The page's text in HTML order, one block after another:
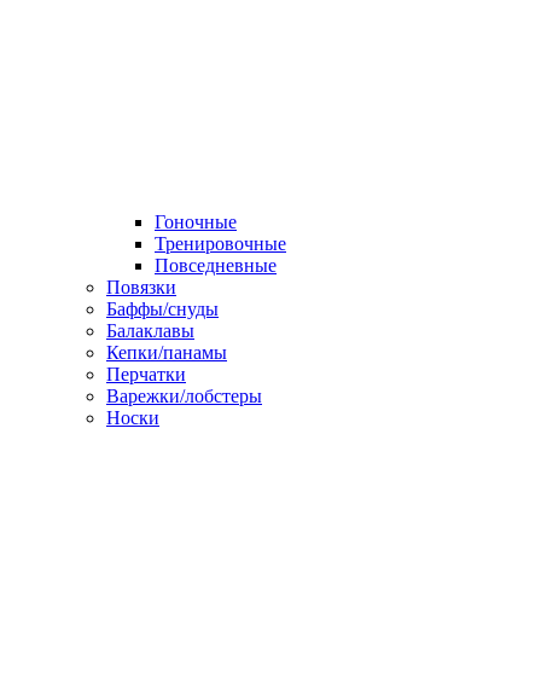
Гоночные
Тренировочные
Повседневные
Повязки
Баффы/снуды
Балаклавы
Кепки/панамы
Перчатки
Варежки/лобстеры
Носки